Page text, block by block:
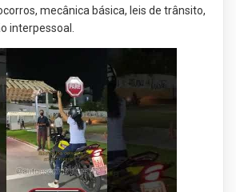
mecânica básica, leis de trânsito,
interpessoal.